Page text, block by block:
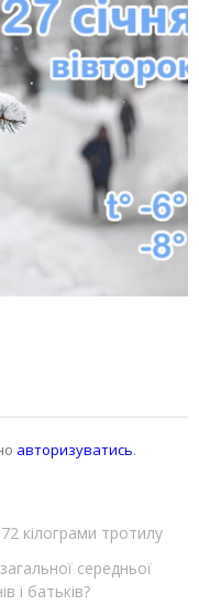
авторизуватись.
кілограми тротилу
середньої
і батьків?